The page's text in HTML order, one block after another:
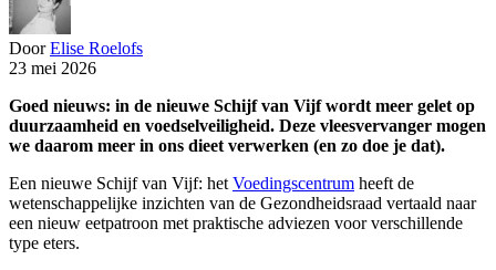
Door Elise Roelofs
23 mei 2026
Goed nieuws: in de nieuwe Schijf van Vijf wordt meer gelet op
duurzaamheid en voedselveiligheid. Deze vleesvervanger mogen
we daarom meer in ons dieet verwerken (en zo doe je dat).
Een nieuwe Schijf van Vijf: het Voedingscentrum heeft de
wetenschappelijke inzichten van de Gezondheidsraad vertaald naar
een nieuw eetpatroon met praktische adviezen voor verschillende
type eters.